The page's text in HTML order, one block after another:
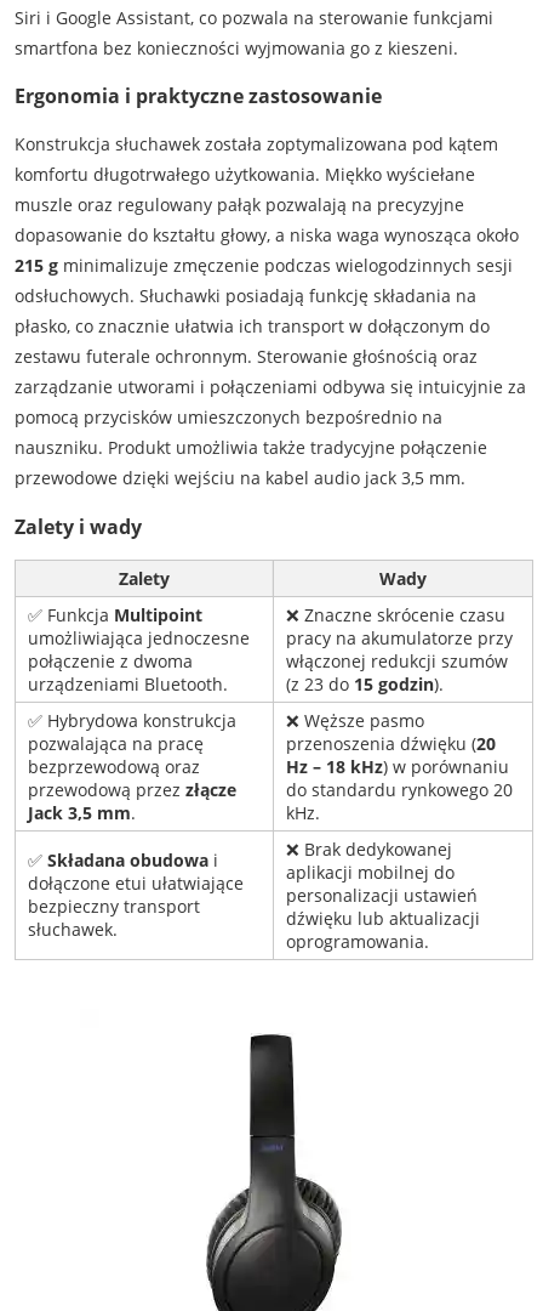
Siri i Google Assistant, co pozwala na sterowanie funkcjami
smartfona bez konieczności wyjmowania go z kieszeni.
Ergonomia i praktyczne zastosowanie
Konstrukcja słuchawek została zoptymalizowana pod kątem
komfortu długotrwałego użytkowania. Miękko wyściełane
muszle oraz regulowany pałąk pozwalają na precyzyjne
dopasowanie do kształtu głowy, a niska waga wynosząca około
215 gminimalizuje zmęczenie podczas wielogodzinnych sesji
odsłuchowych. Słuchawki posiadają funkcję składania na
płasko, co znacznie ułatwia ich transport w dołączonym do
zestawu futerale ochronnym. Sterowanie głośnością oraz
zarządzanie utworami i połączeniami odbywa się intuicyjnie za
pomocą przycisków umieszczonych bezpośrednio na
nauszniku. Produkt umożliwia także tradycyjne połączenie
przewodowe dzięki wejściu na kabel audio jack 3,5 mm.
Zalety i wady
Zalety
Wady
✅ Funkcja Multipoint
umożliwiająca jednoczesne
połączenie z dwoma
urządzeniami Bluetooth.
❌ Znaczne skrócenie czasu
pracy na akumulatorze przy
włączonej redukcji szumów
(z 23 do 15 godzin).
✅ Hybrydowa konstrukcja
pozwalająca na pracę
bezprzewodową oraz
przewodową przez złącze
Jack 3,5 mm.
❌ Węższe pasmo
przenoszenia dźwięku (20
Hz – 18 kHz) w porównaniu
do standardu rynkowego 20
kHz.
✅ Składana obudowai
dołączone etui ułatwiające
bezpieczny transport
słuchawek.
❌ Brak dedykowanej
aplikacji mobilnej do
personalizacji ustawień
dźwięku lub aktualizacji
oprogramowania.